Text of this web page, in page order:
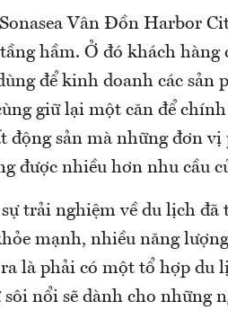
Vân Đồn Harbor
hầm. Ở đó khách hàng
để kinh doanh các sản
giữ lại một căn để
động sản mà những đơn
được nhiều hơn nhu cầu
trải nghiệm về du lịch đã
mạnh, nhiều năng
là phải có một tổ hợp du
nổi sẽ dành cho những